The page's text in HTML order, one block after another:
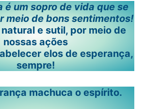
é um sopro de vida que se
meio de bons sentimentos!
e sutil, por meio de
nossas ações
elos de esperança,
sempre!
machuca o espírito.